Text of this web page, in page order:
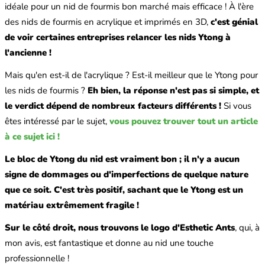
idéale pour un nid de fourmis bon marché mais efficace ! À l'ère
des nids de fourmis en acrylique et imprimés en 3D, c'est génial
de voir certaines entreprises relancer les nids Ytong à
l'ancienne !
Mais qu'en est-il de l'acrylique ? Est-il meilleur que le Ytong pour
les nids de fourmis ? Eh bien, la réponse n'est pas si simple, et
le verdict dépend de nombreux facteurs différents ! Si vous
êtes intéressé par le sujet, vous pouvez trouver tout un article
à ce sujet ici !
Le bloc de Ytong du nid est vraiment bon ; il n'y a aucun
signe de dommages ou d'imperfections de quelque nature
que ce soit. C'est très positif, sachant que le Ytong est un
matériau extrêmement fragile !
Sur le côté droit, nous trouvons le logo d'Esthetic Ants, qui, à
mon avis, est fantastique et donne au nid une touche
professionnelle !